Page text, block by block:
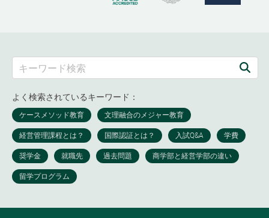
よく検索されているキーワード：